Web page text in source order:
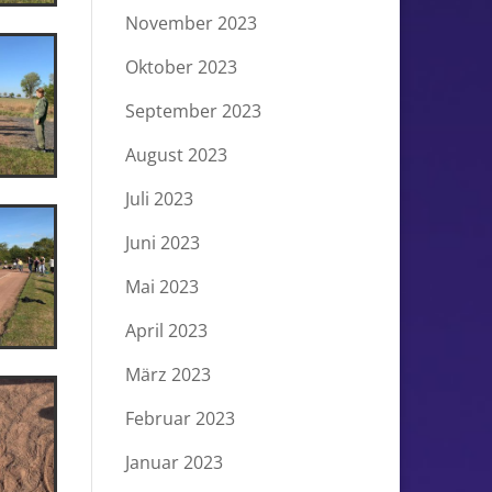
November 2023
Oktober 2023
September 2023
August 2023
Juli 2023
Juni 2023
Mai 2023
April 2023
März 2023
Februar 2023
Januar 2023